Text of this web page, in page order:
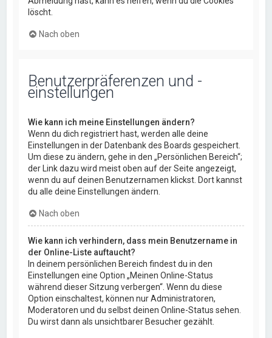
löscht.
Nach oben
Benutzerpräferenzen und -
einstellungen
Wie kann ich meine Einstellungen ändern?
Wenn du dich registriert hast, werden alle deine
Einstellungen in der Datenbank des Boards gespeichert.
Um diese zu ändern, gehe in den „Persönlichen Bereich“;
der Link dazu wird meist oben auf der Seite angezeigt,
wenn du auf deinen Benutzernamen klickst. Dort kannst
du alle deine Einstellungen ändern.
Nach oben
Wie kann ich verhindern, dass mein Benutzername in
der Online-Liste auftaucht?
In deinem persönlichen Bereich findest du in den
Einstellungen eine Option „Meinen Online-Status
während dieser Sitzung verbergen“. Wenn du diese
Option einschaltest, können nur Administratoren,
Moderatoren und du selbst deinen Online-Status sehen.
Du wirst dann als unsichtbarer Besucher gezählt.